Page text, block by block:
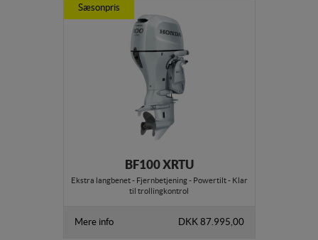
Sæsonpris
BF100 XRTU
Ekstra langbenet - Fjernbetjening - Powertilt - Klar
til trollingkontrol
Mere info DKK 87.995,00